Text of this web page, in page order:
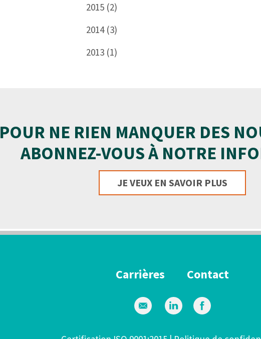
2015 (2)
2014 (3)
2013 (1)
POUR NE RIEN MANQUER DES
ABONNEZ-VOUS À NOTRE
JE VEUX EN SAVOIR PLUS
Carrières Contact